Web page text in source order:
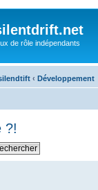
de rôle indépendants
‹ Développement
?!